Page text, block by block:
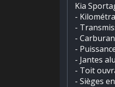
Kia
-
-
-
-
- Jantes
- Toit
- Sièges